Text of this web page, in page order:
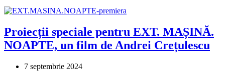
Proiecții speciale pentru EXT. MAȘINĂ.
NOAPTE, un film de Andrei Crețulescu
7 septembrie 2024